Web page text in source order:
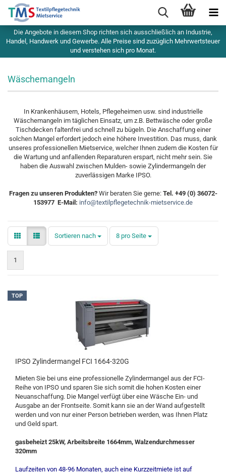
Die Angebote in diesem Shop richten sich ausschließlich an Industrie,
Handel, Handwerk und Gewerbe. Alle Preise sind zuzüglich Mehrwertsteuer
und verstehen sich pro Monat.
Wäschemangeln
In Krankenhäusern, Hotels, Pflegeheimen usw. sind industrielle
Wäschemangeln im täglichen Einsatz, um z.B. Bettwäsche oder große
Tischdecken faltenfrei und schnell zu bügeln. Die Anschaffung einer
solchen Mangel erfordert jedoch eine höhere Investition. Das muss, dank
unseres professionellen Mietservice, welcher Ihnen zudem die Kosten für
die Wartung und anfallenden Reparaturen erspart, nicht mehr sein. Sie
haben die Auswahl zwischen Mulden- sowie Zylindermangeln der
zuverlässigen Marke IPSO.
Fragen zu unseren Produkten?Wir beraten Sie gerne: Tel. +49 (0) 36072-
153977 E-Mail: info@textilpflegetechnik-mietservice.de
Sortieren nach
Sortieren nach 8 pro Seite
pro Seite
1
TOP
IPSO Zylindermangel FCI 1664-320G
Mieten Sie bei uns eine professionelle Zylindermangel aus der FCI-
Reihe von IPSO und sparen Sie sich somit die hohen Kosten einer
Neuanschaffung. Die Mangel verfügt über eine Wäsche Ein- und
Ausgabe an der Frontseite. Somit kann sie an der Wand aufgestellt
werden und von nur einer Person betrieben werden, was Ihnen Platz
und Geld spart.
gasbeheizt 25kW, Arbeitsbreite 1664mm, Walzendurchmesser
320mm
Laufzeiten von 48-96 Monaten, auch eine Kurzzeitmiete ist auf